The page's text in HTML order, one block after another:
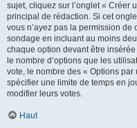
sujet, cliquez sur l’onglet « Créer
principal de rédaction. Si cet
vous n’ayez pas la permission
sondage en incluant au moins
chaque option devant être
le nombre d’options que les
vote, le nombre des « Options
spécifier une limite de temps en
modifier leurs votes.
Haut